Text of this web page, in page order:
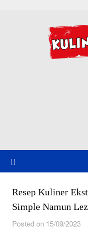
Resep Kuliner
Simple Namun
Posted on 15/09/2023